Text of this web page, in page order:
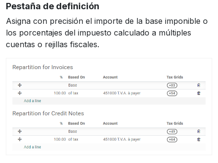
Pestaña de definición
Asigna con precisión el importe de la base imponible o
los porcentajes del impuesto calculado a múltiples
cuentas o rejillas fiscales.